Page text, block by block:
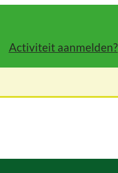
Activiteit aanmelden?